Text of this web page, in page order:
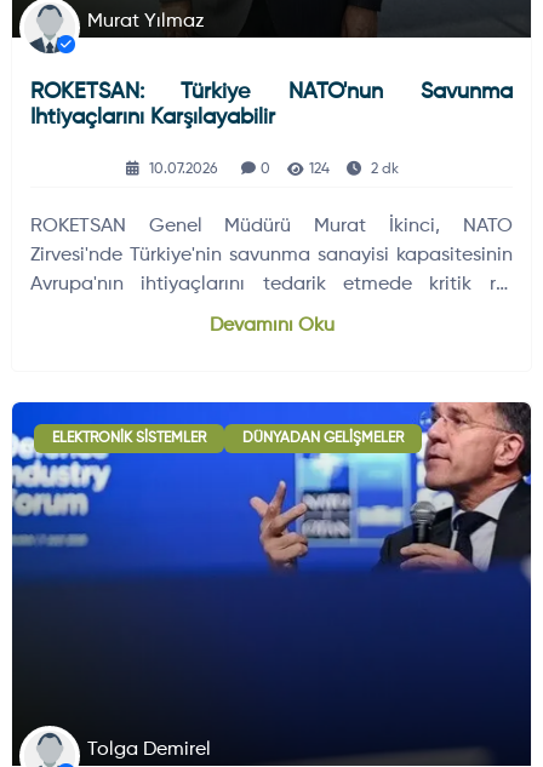
Murat Yılmaz
ROKETSAN: Türkiye NATO'nun Savunma
Ihtiyaçlarını Karşılayabilir
10.07.2026 0 124 2 dk
ROKETSAN Genel Müdürü Murat İkinci, NATO
Zirvesi'nde Türkiye'nin savunma sanayisi kapasitesinin
Avrupa'nın ihtiyaçlarını tedarik etmede kritik rol
oynayabileceğini belirtti.
Devamını Oku
ELEKTRONIK SISTEMLER DÜNYADAN GELIŞMELER
Tolga Demirel